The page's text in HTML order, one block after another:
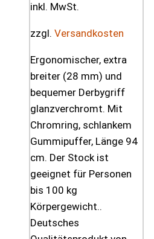
inkl. MwSt.
zzgl. Versandkosten
Ergonomischer, extra
breiter (28 mm) und
bequemer Derbygriff
glanzverchromt. Mit
Chromring, schlankem
Gummipuffer, Länge 94
cm. Der Stock ist
geeignet für Personen
bis 100 kg
Körpergewicht..
Deutsches